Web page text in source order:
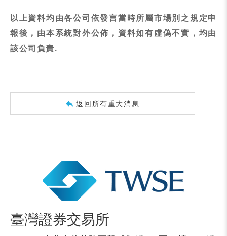
以上資料均由各公司依發言當時所屬市場別之規定申
報後，由本系統對外公佈，資料如有虛偽不實，均由
該公司負責.
返回所有重大消息
臺灣證券交易所